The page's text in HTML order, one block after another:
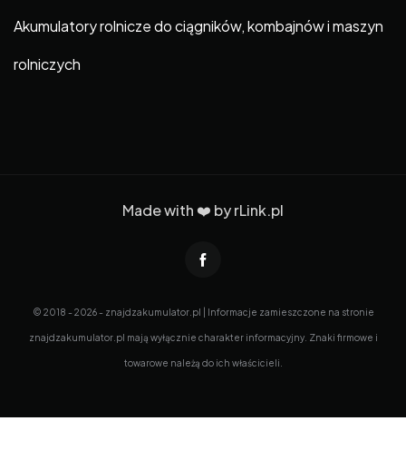
Akumulatory rolnicze do ciągników, kombajnów i maszyn
rolniczych
Made with ❤️ byrLink.pl
© 2018 - 2026 - znajdzakumulator.pl | Informacje zamieszczone na stronie
znajdzakumulator.pl mają wyłącznie charakter informacyjny. Znaki firmowe i
towarowe należą do ich właścicieli.